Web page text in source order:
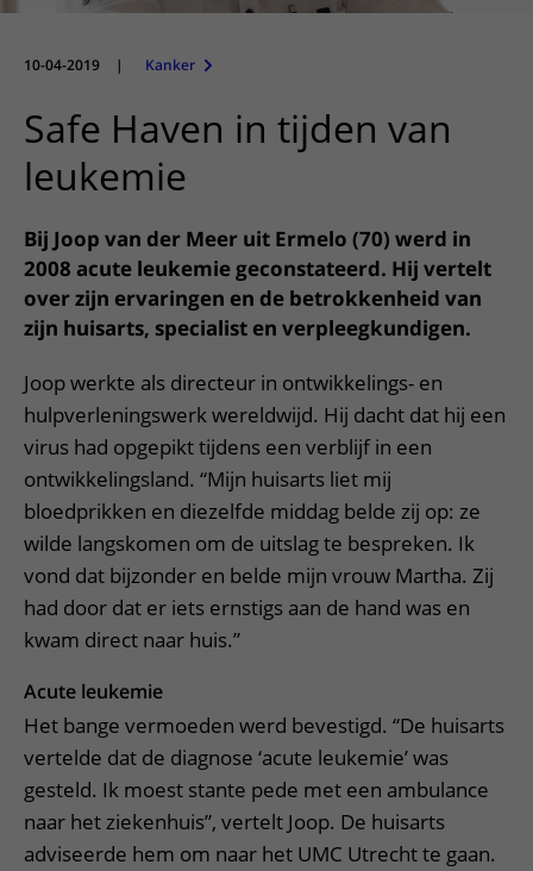
Onderzoeken en diagnostiek
Bloedprikken
Wachttijden
Wijzigen patiëntgegevens
Mijn UMC Utrecht patiëntportaal
Faciliteiten en voorzieningen
Bezoekregels
Parkeren
Wegwijs in het ziekenhuis
Contact met verpleegafdeling
Het Wilhelmina Kinderziekenhuis
Diagnostiek aanvragen
Zorgverlenersportaal
Onderwijs
Werken bij het UMC Utrecht
10-04-2019 | Kanker
Safe Haven in tijden van
leukemie
Bij Joop van der Meer uit Ermelo (70) werd in
2008 acute leukemie geconstateerd. Hij vertelt
over zijn ervaringen en de betrokkenheid van
zijn huisarts, specialist en verpleegkundigen.
Joop werkte als directeur in ontwikkelings- en
hulpverleningswerk wereldwijd. Hij dacht dat hij een
virus had opgepikt tijdens een verblijf in een
ontwikkelingsland. “Mijn huisarts liet mij
bloedprikken en diezelfde middag belde zij op: ze
wilde langskomen om de uitslag te bespreken. Ik
vond dat bijzonder en belde mijn vrouw Martha. Zij
had door dat er iets ernstigs aan de hand was en
kwam direct naar huis.”
Acute leukemie
Het bange vermoeden werd bevestigd. “De huisarts
vertelde dat de diagnose ‘acute leukemie’ was
gesteld. Ik moest stante pede met een ambulance
naar het ziekenhuis”, vertelt Joop. De huisarts
adviseerde hem om naar het UMC Utrecht te gaan.